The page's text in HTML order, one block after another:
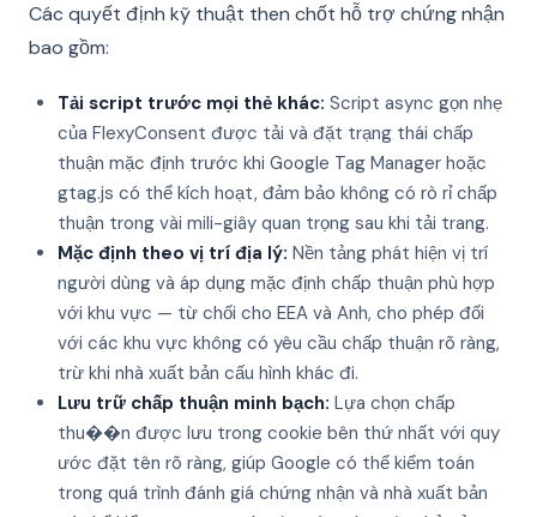
Các quyết định kỹ thuật then chốt hỗ trợ chứng nhận
bao gồm:
Tải script trước mọi thẻ khác: Script async gọn nhẹ
của FlexyConsent được tải và đặt trạng thái chấp
thuận mặc định trước khi Google Tag Manager hoặc
gtag.js có thể kích hoạt, đảm bảo không có rò rỉ chấp
thuận trong vài mili-giây quan trọng sau khi tải trang.
Mặc định theo vị trí địa lý: Nền tảng phát hiện vị trí
người dùng và áp dụng mặc định chấp thuận phù hợp
với khu vực — từ chối cho EEA và Anh, cho phép đối
với các khu vực không có yêu cầu chấp thuận rõ ràng,
trừ khi nhà xuất bản cấu hình khác đi.
Lưu trữ chấp thuận minh bạch: Lựa chọn chấp
thu��n được lưu trong cookie bên thứ nhất với quy
ước đặt tên rõ ràng, giúp Google có thể kiểm toán
trong quá trình đánh giá chứng nhận và nhà xuất bản